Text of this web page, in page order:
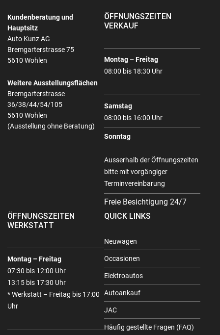
Kundenberatung und
Hauptsitz
Auto Kunz AG
Bremgarterstrasse 75
5610 Wohlen
Weitere Ausstellungsflächen
Bremgarterstrasse
36/38/44/54/105
5610 Wohlen
(Ausstellung ohne Beratung)
ÖFFNUNGSZEITEN
VERKAUF
Montag – Freitag
08:00 bis 18:30 Uhr
Samstag
08:00 bis 16:00 Uhr
Sonntag
Ausserhalb der Öffnungszeiten
bitte mit vorgängiger
Terminvereinbarung
Freie Besichtigung 24/7
ÖFFNUNGSZEITEN
WERKSTATT
Montag – Freitag
07:30 bis 12:00 Uhr
13:15 bis 17:30 Uhr
* Werkstatt – Freitag bis 17:00
Uhr
QUICK LINKS
Neuwagen
Occasionen
Elektroautos
Autoankauf
JAC
Häufig gestellte Fragen (FAQ)